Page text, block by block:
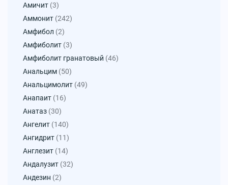
Амичит (3)
Аммонит (242)
Амфибол (2)
Амфиболит (3)
Амфиболит гранатовый (46)
Анальцим (50)
Анальцимолит (49)
Анапаит (16)
Анатаз (30)
Ангелит (140)
Ангидрит (11)
Англезит (14)
Андалузит (32)
Андезин (2)